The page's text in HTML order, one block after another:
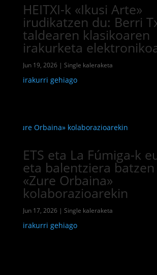
HEITXI-k «Ikusi Arte»
irudikatzen du: Berri
taldearen klasikoaren
irakurketa
Jun 19, 2026 | Single kaleraketa
irakurri gehiago
ETS eta La Fúmiga-k
eta balentziera
«Zure Orbaina»
kolaborazioarekin
Jun 17, 2026 | Single kaleraketa
irakurri gehiago